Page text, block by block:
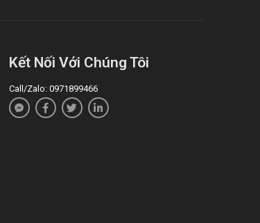
Kết Nối Với Chúng Tôi
Call/Zalo: 0971899466